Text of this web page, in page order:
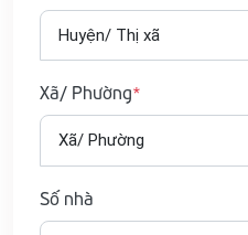
Xã/ Phường
Số nhà